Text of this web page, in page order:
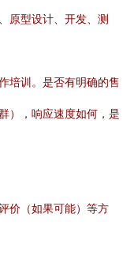
原型设计、开发、测
培训。是否有明确的售
），响应速度如何，是
价（如果可能）等方